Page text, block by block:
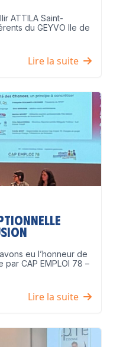
ATTILA Saint-
du GEYVO Ile de
Lire la suite
eu l’honneur de
CAP EMPLOI 78 –
Lire la suite